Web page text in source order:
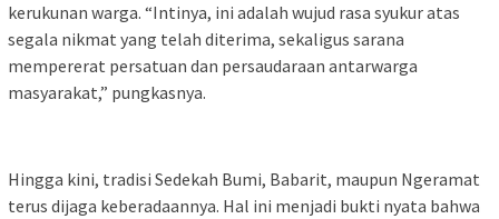
kerukunan warga. “Intinya, ini adalah wujud rasa syukur atas
segala nikmat yang telah diterima, sekaligus sarana
mempererat persatuan dan persaudaraan antarwarga
masyarakat,” pungkasnya.
‎Hingga kini, tradisi Sedekah Bumi, Babarit, maupun Ngeramat
terus dijaga keberadaannya. Hal ini menjadi bukti nyata bahwa